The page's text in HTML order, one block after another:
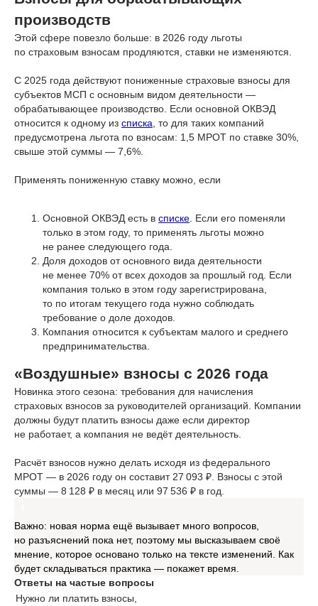
производств
Этой сфере повезло больше: в 2026 году льготы
по страховым взносам продляются, ставки не изменяются.
С 2025 года действуют пониженные страховые взносы для
субъектов МСП с основным видом деятельности —
обрабатывающее производство. Если основной ОКВЭД
относится к одному из списка , то для таких компаний
предусмотрена льгота по взносам: 1,5 МРОТ по ставке 30%,
свыше этой суммы — 7,6%.
Применять пониженную ставку можно, если
Основной ОКВЭД есть в списке . Если его поменяли
только в этом году, то применять льготы можно
не ранее следующего года.
Доля доходов от основного вида деятельности
не менее 70% от всех доходов за прошлый год. Если
компания только в этом году зарегистрирована,
то по итогам текущего года нужно соблюдать
требование о доле доходов.
Компания относится к субъектам малого и среднего
предпринимательства.
«Воздушные» взносы с 2026 года
Новинка этого сезона: требования для начисления
страховых взносов за руководителей организаций. Компании
должны будут платить взносы даже если директор
не работает, а компания не ведёт деятельность.
Расчёт взносов нужно делать исходя из федерального
МРОТ — в 2026 году он составит 27 093 ₽. Взносы с этой
суммы — 8 128 ₽ в месяц или 97 536 ₽ в год.
Важно: новая норма ещё вызывает много вопросов,
но разъяснений пока нет, поэтому мы высказываем своё
мнение, которое основано только на тексте изменений. Как
будет складываться практика — покажет время.
Ответы на частые вопросы
Нужно ли платить взносы,